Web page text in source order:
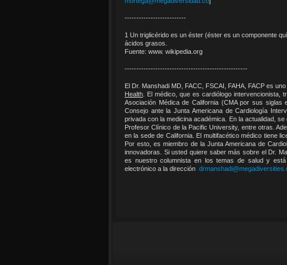
--------------------------
1 Un triglicérido es un éster (éster es un componente
ácidos grasos.
Fuente: www. wikipedia.org
----------------------------------------------------
El Dr. Manshadi MD, FACC, FSCAI, FAHA, FACP es
Health . El médico, que es cardiólogo
Asociación Médica de California (CMA por sus
Consejo ante la Junta Americana de Cardiología
privada con la medicina académica. En la actualidad,
Profesor Clínico de la Pacific University, entre otras.
en la sede de California. El multifacético médico tiene
Por esto, es miembro de la Junta Americana de
innovadoras. Si usted quiere saber más sobre el Dr.
es nuestro columnista en los temas de salud y
electrónico a la dirección